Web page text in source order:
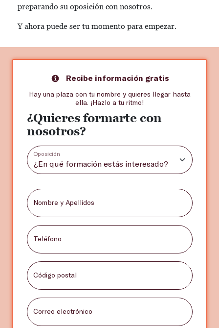
preparando su oposición con nosotros.
Y ahora puede ser tu momento para empezar.
Recibe información gratis
Hay una plaza con tu nombre y quieres llegar hasta
ella. ¡Hazlo a tu ritmo!
¿Quieres formarte con
nosotros?
Oposición
Nombre y Apellidos
Teléfono
Código postal
Correo electrónico